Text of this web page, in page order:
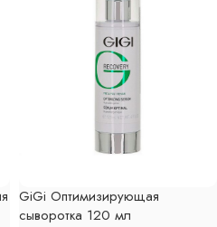
GiGi Оптимизирующая
сыворотка 120 мл